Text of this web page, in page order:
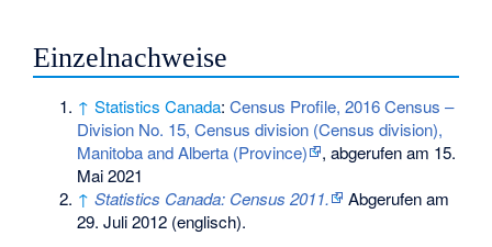
Einzelnachweise
↑ Statistics Canada:Census Profile, 2016 Census –
Division No. 15, Census division (Census division),
Manitoba and Alberta (Province)
, abgerufen am 15.
Mai 2021
↑ Statistics Canada: Census 2011.
Abgerufen am
29. Juli 2012 (englisch).